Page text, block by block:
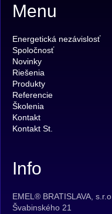
Menu
Energetická nezávislosť
Spoločnosť
Novinky
Riešenia
Produkty
Referencie
Školenia
Kontakt
Kontakt St.
Info
EMEL® BRATISLAVA, s.r.o.
Švabinského 21